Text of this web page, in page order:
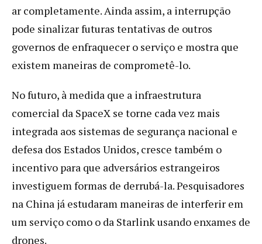
ar completamente. Ainda assim, a interrupção
pode sinalizar futuras tentativas de outros
governos de enfraquecer o serviço e mostra que
existem maneiras de comprometê-lo.
No futuro, à medida que a infraestrutura
comercial da SpaceX se torne cada vez mais
integrada aos sistemas de segurança nacional e
defesa dos Estados Unidos, cresce também o
incentivo para que adversários estrangeiros
investiguem formas de derrubá-la. Pesquisadores
na China já estudaram maneiras de interferir em
um serviço como o da Starlink usando enxames de
drones.